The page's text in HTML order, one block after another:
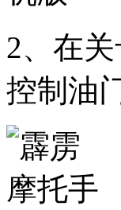
2、在
控制油